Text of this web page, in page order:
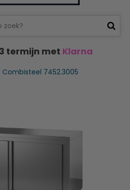
termijn met Klarna
Combisteel 7452.3005